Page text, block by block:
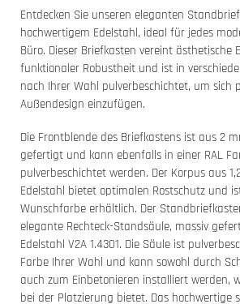
Entdecken Sie unseren eleganten
hochwertigem Edelstahl, ideal für jedes
Büro. Dieser Briefkasten vereint ästhetische
funktionaler Robustheit und ist in
nach Ihrer Wahl pulverbeschichtet, um sich
Außendesign einzufügen.
Die Frontblende des Briefkastens ist aus 2
gefertigt und kann ebenfalls in einer RAL
pulverbeschichtet werden. Der Korpus aus
Edelstahl bietet optimalen Rostschutz und
Wunschfarbe erhältlich. Der
elegante Rechteck-Standsäule, massiv
Edelstahl V2A 1.4301. Die Säule ist
Farbe Ihrer Wahl und kann sowohl durch
auch zum Einbetonieren installiert werden,
bei der Platzierung bietet. Das hochwertige